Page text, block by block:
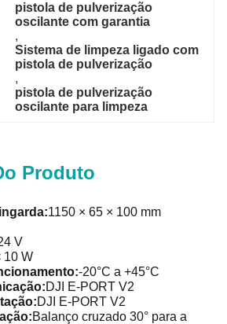
pistola de pulverização
oscilante com garantia
,
Sistema de limpeza ligado com
pistola de pulverização
,
pistola de pulverização
oscilante para limpeza
Produto
1150 × 65 × 100 mm
V
10 W
-20°C a +45°C
DJI E-PORT V2
DJI E-PORT V2
Balanço cruzado 30° para a